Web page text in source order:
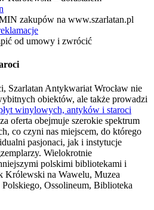
zakupów na www.szarlatan.pl
od umowy i zwrócić
Szarlatan Antykwariat Wrocław nie
obiektów, ale także prowadzi
winylowych, antyków i staroci
oferta obejmuje szerokie spektrum
co czyni nas miejscem, do którego
pasjonaci, jak i instytucje
Wielokrotnie
polskimi bibliotekami i
Królewski na Wawelu, Muzea
Ossolineum, Biblioteka